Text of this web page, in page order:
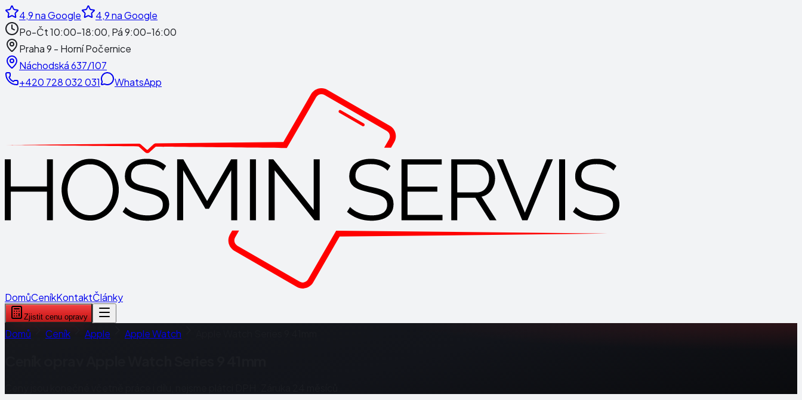
4,9na Google 4,9na Google
Po-Čt 10:00-18:00, Pá 9:00-16:00
Praha 9 - Horní Počernice
Náchodská 637/107
+420 728 032 031
WhatsApp
DomůCeníkKontaktČlánky
Zjistit cenu opravy
Domů Ceník Apple Apple Watch